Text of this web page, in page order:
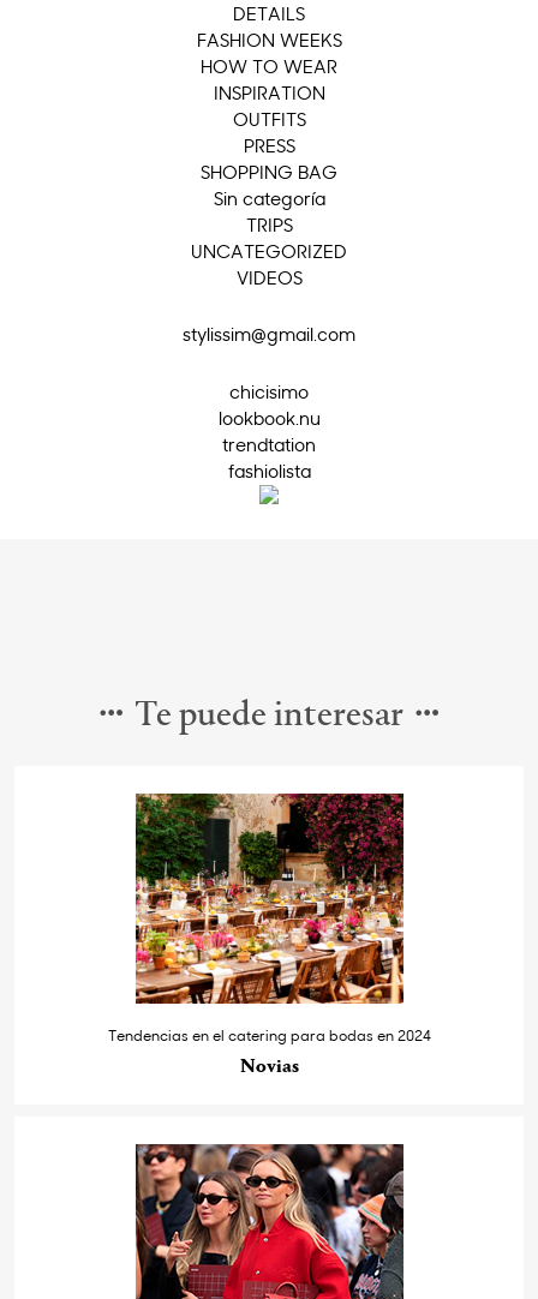
DETAILS
FASHION WEEKS
HOW TO WEAR
INSPIRATION
OUTFITS
PRESS
SHOPPING BAG
Sin categoría
TRIPS
UNCATEGORIZED
VIDEOS
stylissim@gmail.com
chicisimo
lookbook.nu
trendtation
fashiolista
Te puede interesar
Tendencias en el catering para bodas en 2024
Novias